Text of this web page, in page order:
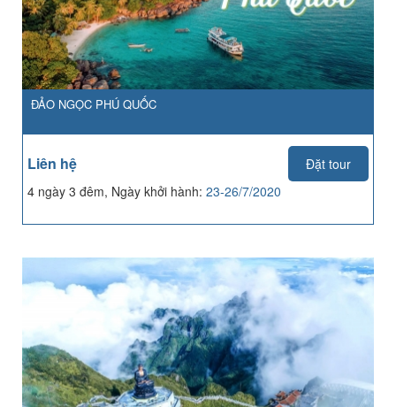
ĐẢO NGỌC PHÚ QUỐC
Liên hệ
Đặt tour
4 ngày 3 đêm, Ngày khởi hành: 23-26/7/2020